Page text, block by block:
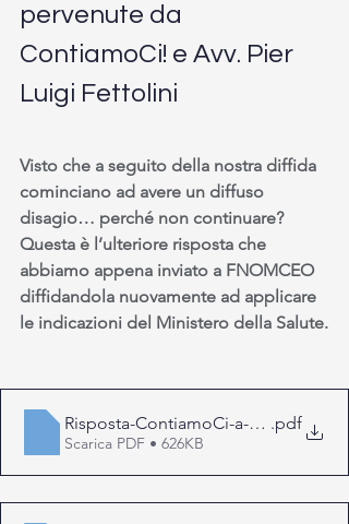
pervenute da
ContiamoCi! e Avv. Pier
Luigi Fettolini
Visto che a seguito della nostra diffida
cominciano ad avere un diffuso
disagio… perché non continuare?
Questa è l’ulteriore risposta che
abbiamo appena inviato a FNOMCEO
diffidandola nuovamente ad applicare
le indicazioni del Ministero della Salute.
Risposta-ContiamoCi-a- .pdf
Scarica PDF • 626KB